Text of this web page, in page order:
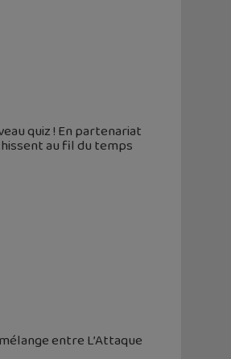
quiz ! En partenariat
au fil du temps
entre L’Attaque